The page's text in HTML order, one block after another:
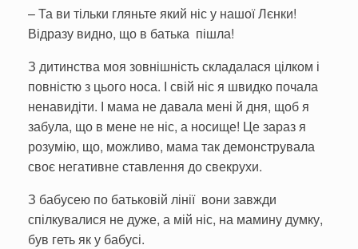
– Та ви тільки гляньте який ніс у нашої Лєнки!
Відразу видно, що в батька пішла!
З дитинства моя зовнішність складалася цілком і
повністю з цього носа. І свій ніс я швидко почала
ненавидіти. І мама не давала мені й дня, щоб я
забула, що в мене не ніс, а носище! Це зараз я
розумію, що, можливо, мама так демонструвала
своє негативне ставлення до свекрухи.
З бабусею по батьковій лінії вони завжди
спілкувалися не дуже, а мій ніс, на мамину думку,
був геть як у бабусі.